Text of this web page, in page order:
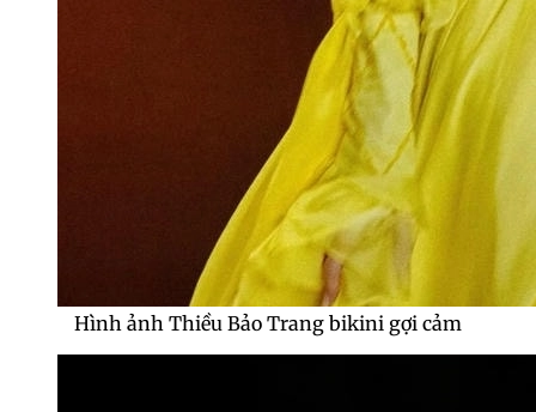
Hình ảnh Thiều Bảo Trang bikini gợi cảm